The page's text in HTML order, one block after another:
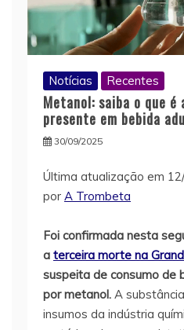
Notícias Recentes
Metanol: saiba o que é
presente em bebida
30/09/2025
Última atualização em
por A Trombeta
Foi confirmada nesta
a terceira morte na
suspeita de consumo de
por metanol. A
insumos da indústria